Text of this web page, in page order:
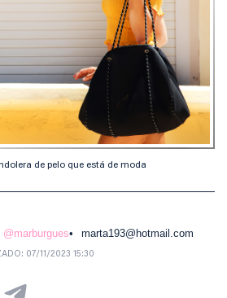
de pelo que está de moda
@marburgues marta193@hotmail.com
07/11/2023 15:30